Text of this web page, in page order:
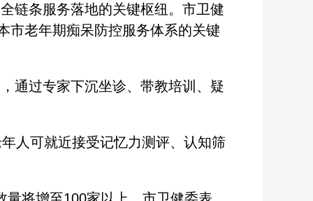
链条服务落地的关键枢纽。市卫健
市老年期痴呆防控服务体系的关键
过专家下沉坐诊、带教培训、疑
人可就近接受记忆力测评、认知筛